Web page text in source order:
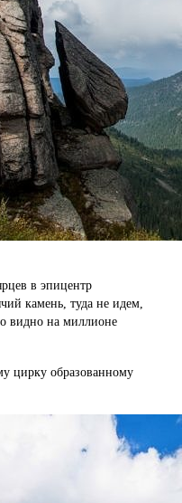
в эпицентр
камень, туда не идем,
видно на миллионе
цирку образованному